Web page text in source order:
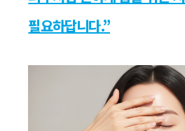
필요하답니다.”